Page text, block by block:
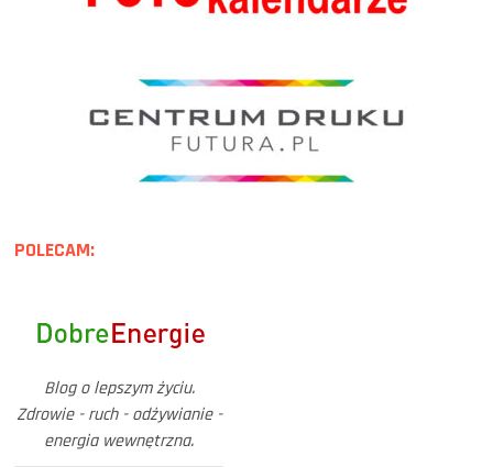
POLECAM:
Blog o lepszym życiu.
Zdrowie - ruch - odżywianie -
energia wewnętrzna.